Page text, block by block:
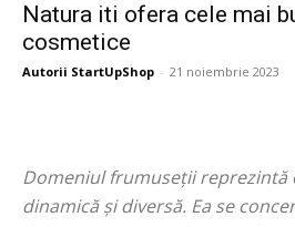
Natura iti ofera cele mai
cosmetice
Autorii StartUpShop - 21 noiembrie 2023
Domeniul frumuseții reprezintă
dinamică și diversă. Ea se